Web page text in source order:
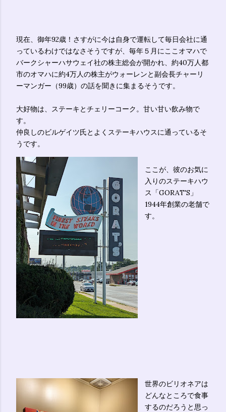
現在、御年92歳！さすがに今は自身で運転して毎日会社に通
っているわけではなさそうですが、毎年５月にここオマハで
バークシャーハサウェイ社の株主総会が開かれ、約40万人都
市のオマハに約4万人の株主がウォーレンと副会長チャーリ
ーマンガー（99歳）の話を聞きに集まるそうです。
大好物は、ステーキとチェリーコーク。甘い甘い飲み物で
す。
仲良しのビルゲイツ氏とよくステーキハウスに通っているそ
うです。
ここが、彼のお気に
入りのステーキハウ
ス「GORAT'S」
1944年創業の老舗で
す。
世界のビリオネアは
どんなところで食事
するのだろうと思っ